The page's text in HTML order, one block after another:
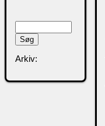
Arkiv: